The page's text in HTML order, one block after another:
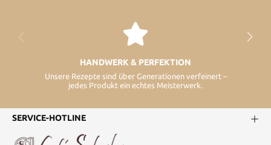
HANDWERK & PERFEKTION
Unsere Rezepte sind über Generationen verfeinert –
jedes Produkt ein echtes Meisterwerk.
SERVICE-HOTLINE